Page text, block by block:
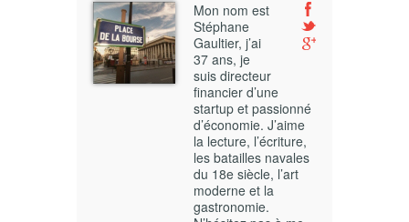
Mon nom est
Stéphane
Gaultier, j’ai
37 ans, je
suis directeur
financier d’une
startup et passionné
d’économie. J’aime
la lecture, l’écriture,
les batailles navales
du 18e siècle, l’art
moderne et la
gastronomie.